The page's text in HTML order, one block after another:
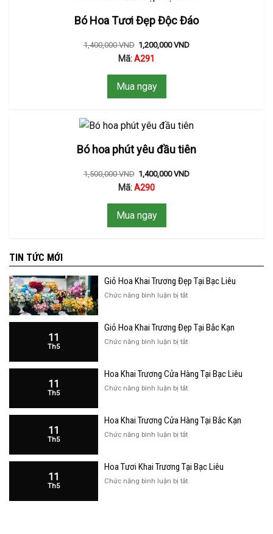
Bó Hoa Tươi Đẹp Độc Đáo
1,400,000VND 1,200,000VND
Mã:A291
Mua ngay
Bó hoa phút yêu đầu tiên
1,500,000VND 1,400,000VND
Mã:A290
Mua ngay
TIN TỨC MỚI
Giỏ Hoa Khai Trương Đẹp Tại Bạc Liêu
Chức năng bình luận bị tắtở
Khai
Liêu
11
Th5
Giỏ Hoa Khai Trương Đẹp Tại Bắc Kạn
Chức năng bình luận bị tắtở
Khai
Kạn
11
Th5
Hoa Khai Trương Cửa Hàng Tại Bạc Liêu
Chức năng bình luận bị tắtở
Trương
Liêu
11
Th5
Hoa Khai Trương Cửa Hàng Tại Bắc Kạn
Chức năng bình luận bị tắtở
Trương
11
Th5
Hoa Tươi Khai Trương Tại Bạc Liêu
Chức năng bình luận bị tắtở